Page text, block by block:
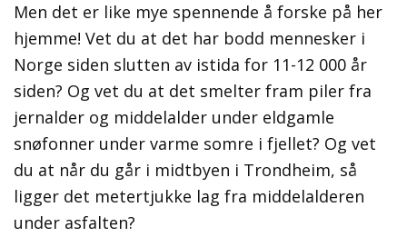
Men det er like mye spennende å forske på her
hjemme! Vet du at det har bodd mennesker i
Norge siden slutten av istida for 11-12 000 år
siden? Og vet du at det smelter fram piler fra
jernalder og middelalder under eldgamle
snøfonner under varme somre i fjellet? Og vet
du at når du går i midtbyen i Trondheim, så
ligger det metertjukke lag fra middelalderen
under asfalten?